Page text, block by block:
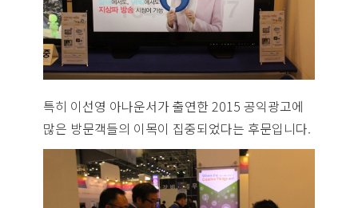
특히 이선영 아나운서가 출연한 2015 공익광고에
많은 방문객들의 이목이 집중되었다는 후문입니다.